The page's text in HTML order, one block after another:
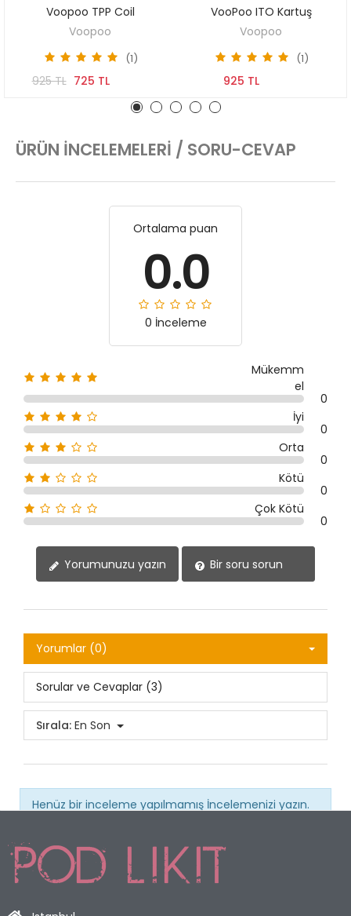
SEPETE EKLE
Voopoo TPP Coil
Voopoo
(1)
925 TL 725 TL
SEPETE EKLE
VooPoo ITO Kartuş
Voopoo
(1)
925 TL
ÜRÜN İNCELEMELERI / SORU-CEVAP
Ortalama puan
0.0
0 İnceleme
Mükemm
el
0
İyi
0
Orta
0
Kötü
0
Çok Kötü
0
Yorumunuzu yazın Bir soru sorun
Yorumlar (0)
Sorular ve Cevaplar (3)
Sırala: En Son
Henüz bir inceleme yapılmamış İncelemenizi yazın.